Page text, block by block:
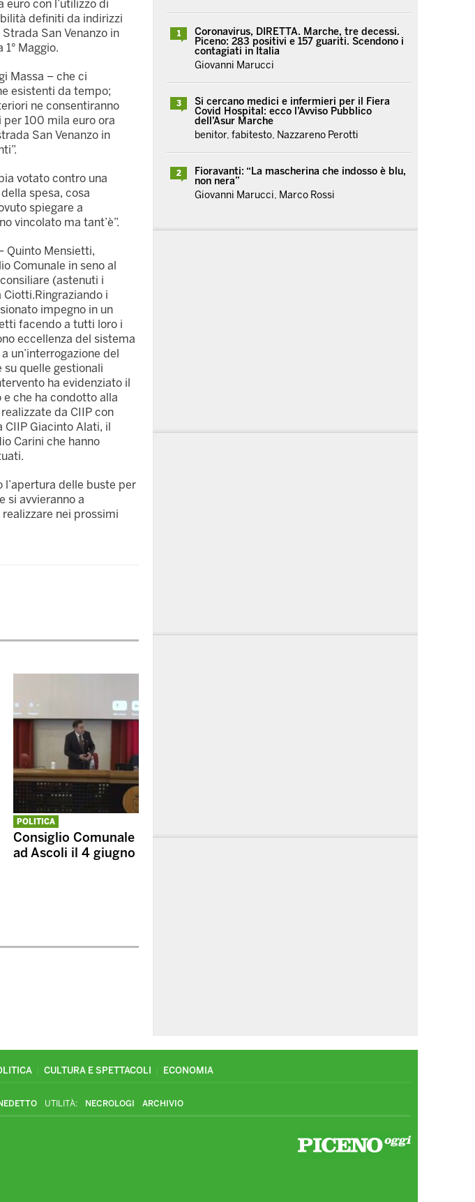
euro con l’utilizzo di
definiti da indirizzi
San Venanzo in
Maggio.
Massa – che ci
esistenti da tempo;
ne consentiranno
100 mila euro ora
San Venanzo in
votato contro una
spesa, cosa
spiegare a
vincolato ma tant’è”.
Quinto Mensietti,
Comunale in seno al
(astenuti i
Ciotti.Ringraziando i
impegno in un
facendo a tutti loro i
eccellenza del sistema
un’interrogazione del
quelle gestionali
ha evidenziato il
che ha condotto alla
da CIIP con
CIIP Giacinto Alati, il
Carini che hanno
delle buste per
si avvieranno a
nei prossimi
POLITICA
Consiglio Comunale
ad Ascoli il 4 giugno
1
Coronavirus, DIRETTA. Marche, tre decessi.
Piceno: 283 positivi e 157 guariti. Scendono i
contagiati in Italia
Giovanni Marucci
3
Si cercano medici e infermieri per il Fiera
Covid Hospital: ecco l’Avviso Pubblico
dell’Asur Marche
benitor, fabitesto, Nazzareno Perotti
2
Fioravanti: “La mascherina che indosso è blu,
non nera”
Giovanni Marucci, Marco Rossi
CULTURA E SPETTACOLI ECONOMIA
UTILITÀ: NECROLOGI ARCHIVIO